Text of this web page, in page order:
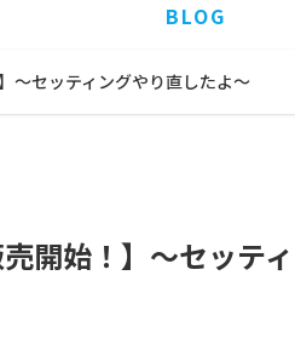
BLOG
〜セッティングやり直したよ〜
売開始！】〜セッテ